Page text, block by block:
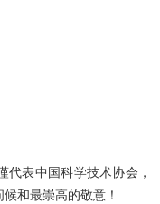
代表中国科学技术协会，
和最崇高的敬意！